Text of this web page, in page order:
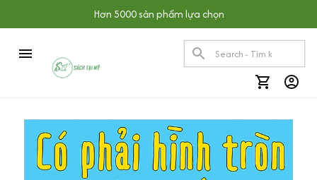
Hơn 5000 sản phẩm lựa chọn